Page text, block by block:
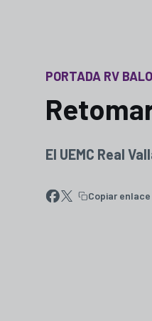
PORTADA RV
El UEMC Real
Copiar enlace